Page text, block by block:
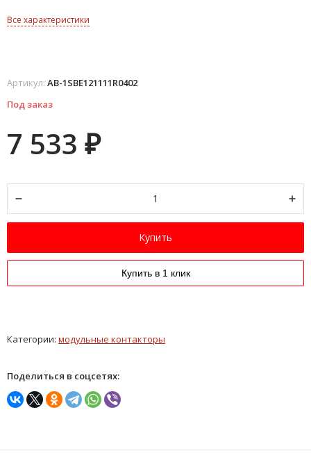
Все характеристики
Артикул: AB-1SBE121111R0402
Под заказ
7 533 ₽
Купить
Купить в 1 клик
Категории: модульные контакторы
Поделиться в соцсетях: